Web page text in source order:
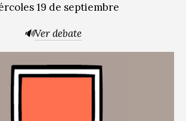
19 de septiembre
🔊Ver debate